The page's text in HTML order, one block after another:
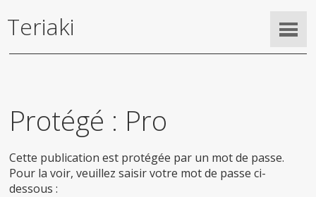
Teriaki
Protégé : Pro
Cette publication est protégée par un mot de passe.
Pour la voir, veuillez saisir votre mot de passe ci-
dessous :